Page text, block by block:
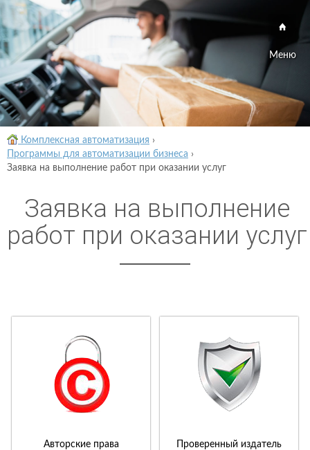
Меню
Комплексная автоматизация ›
Программы для автоматизации бизнеса ›
Заявка на выполнение работ при оказании услуг
Заявка на выполнение
работ при оказании услуг
Авторские права Проверенный издатель